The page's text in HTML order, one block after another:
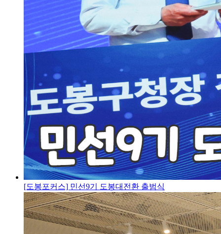
[도봉포커스] 민선9기 도봉대전환 출범식